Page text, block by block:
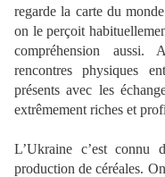
regarde la carte du
on le perçoit
compréhension aussi.
rencontres physiques
présents avec les
extrêmement riches et
L’Ukraine c’est connu
production de céréales.